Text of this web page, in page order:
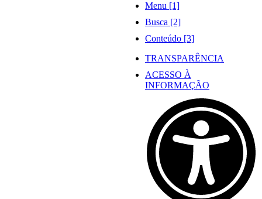
Menu [1]
Busca [2]
Conteúdo [3]
TRANSPARÊNCIA
ACESSO À
INFORMAÇÃO